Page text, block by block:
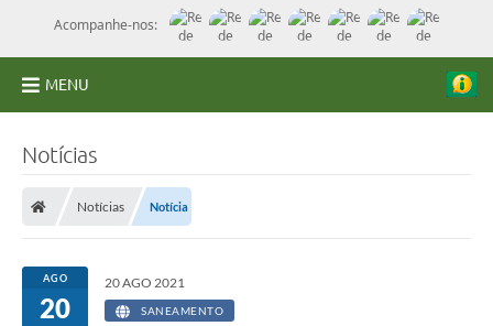
Acompanhe-nos:
MENU
Licitações
Transparência
Notícias
Notícias Notícia
AGO
20
20 AGO 2021
SANEAMENTO